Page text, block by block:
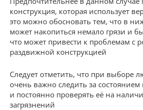
конструкция, которая использует
это можно обосновать тем, что в
может накопиться немало грязи и
что может привести к проблемам с
раздвижной конструкцией
Следует отметить, что при выборе
очень важно следить за
и постоянно проверять её на
загрязнений